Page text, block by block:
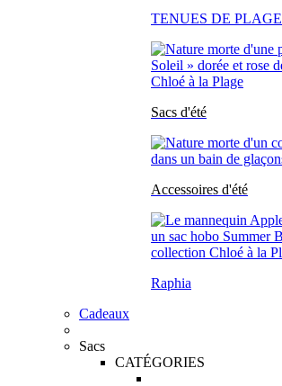
TENUES DE PLAGE
Sacs d'été
Accessoires d'été
Raphia
Cadeaux
Sacs
CATÉGORIES